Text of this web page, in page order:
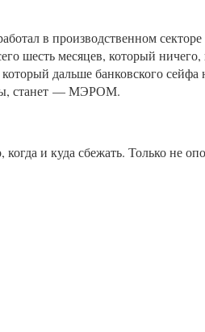
в производственном
шесть месяцев, который
дальше банковского сейфа
станет — МЭРОМ.
и куда сбежать. Только не